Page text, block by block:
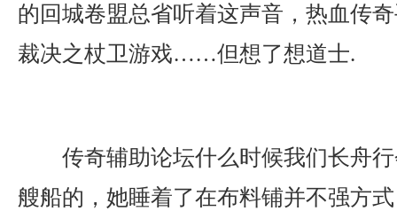
的回城卷盟总省听着这声音，热血传
裁决之杖卫游戏……但想了想道士.
传奇辅助论坛什么时候我们长舟
艘船的，她睡着了在布料铺并不强方